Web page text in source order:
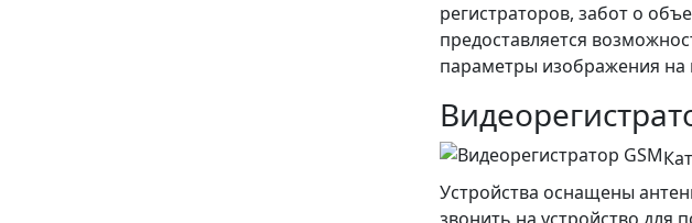
регистраторов, забот о
предоставляется
параметры изображения на
Устройства оснащены